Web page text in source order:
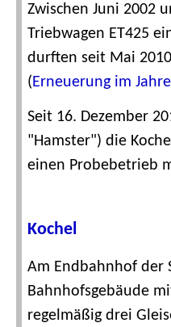
Zwischen Juni 2002
Triebwagen ET425
durften seit Mai
( Erneuerung im
Seit 16. Dezember
"Hamster") die
einen Probebetrieb
Kochel
Am Endbahnhof der
Bahnhofsgebäude
regelmäßig drei